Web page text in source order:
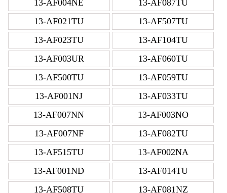
13-AF004NE
13-AF087TU
13-AF021TU
13-AF507TU
13-AF023TU
13-AF104TU
13-AF003UR
13-AF060TU
13-AF500TU
13-AF059TU
13-AF001NJ
13-AF033TU
13-AF007NN
13-AF003NO
13-AF007NF
13-AF082TU
13-AF515TU
13-AF002NA
13-AF001ND
13-AF014TU
13-AF508TU
13-AF081NZ